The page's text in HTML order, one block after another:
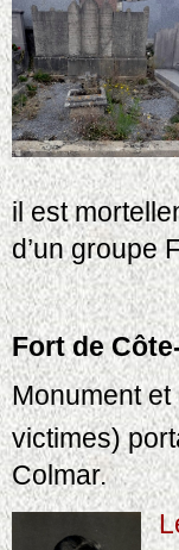
il est
d’un groupe
Fort de
Monument
victimes)
Colmar.